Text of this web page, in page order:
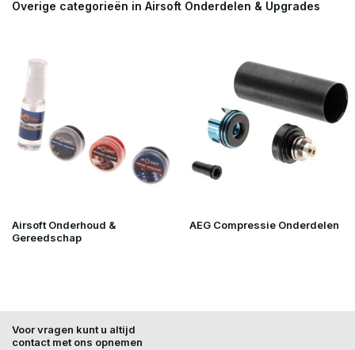
Overige categorieën in Airsoft Onderdelen & Upgrades
Airsoft Onderhoud &
Gereedschap
AEG Compressie Onderdelen
Voor vragen kunt u altijd
contact met ons opnemen